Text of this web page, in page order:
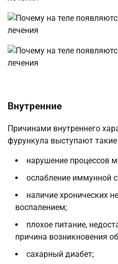
Внутренние
Причинами внутреннего
фурункула выступают
нарушение процессов
ослабление иммунной
наличие хронических
воспалением;
плохое питание,
причина возникновения
сахарный диабет;